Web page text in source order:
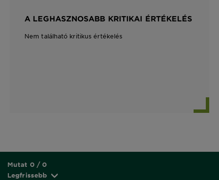
A LEGHASZNOSABB KRITIKAI ÉRTÉKELÉS
Nem található kritikus értékelés
Mutat 0 / 0
Legfrissebb